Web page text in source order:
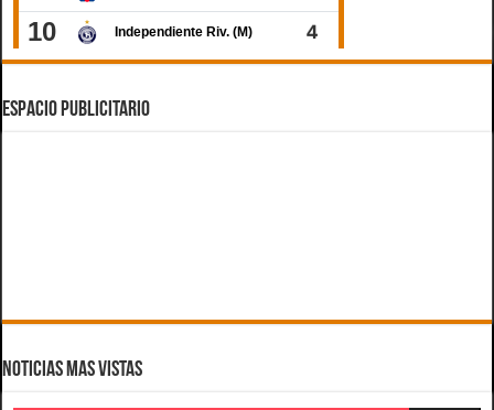
ESPACIO PUBLICITARIO
Noticias Mas Vistas